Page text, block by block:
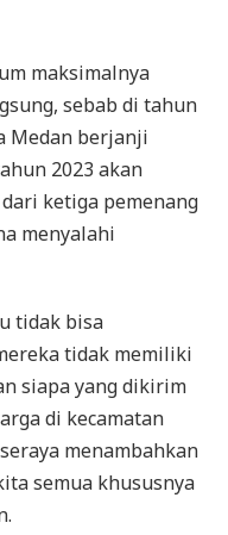
maksimalnya
sebab di tahun
Medan berjanji
2023 akan
ketiga pemenang
menyalahi
tidak bisa
tidak memiliki
siapa yang dikirim
di kecamatan
menambahkan
semua khususnya